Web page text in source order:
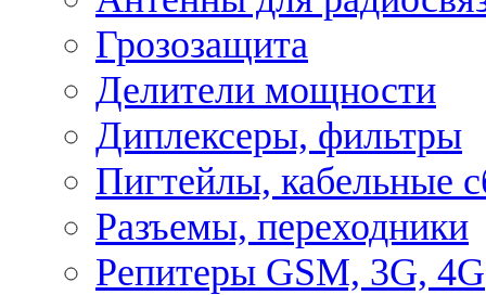
Грозозащита
Делители мощности
Диплексеры, фильтры
Пигтейлы, кабельные
Разъемы, переходники
Репитеры GSM, 3G, 4G